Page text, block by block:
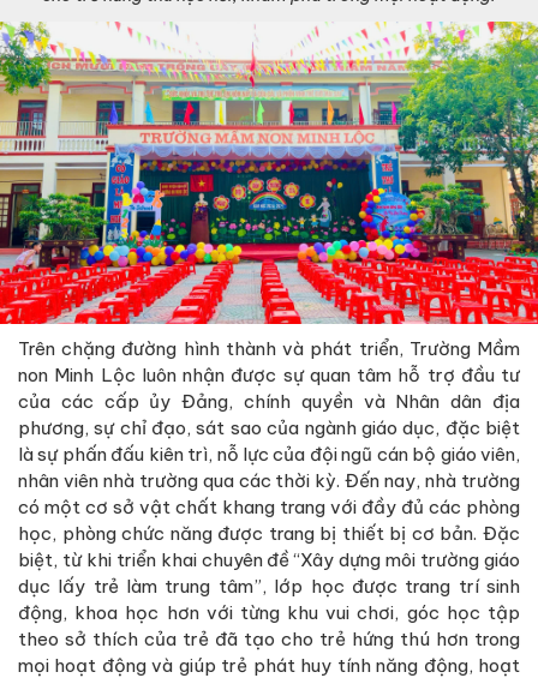
Trên chặng đường hình thành và phát triển, Trường Mầm
non Minh Lộc luôn nhận được sự quan tâm hỗ trợ đầu tư
của các cấp ủy Đảng, chính quyền và Nhân dân địa
phương, sự chỉ đạo, sát sao của ngành giáo dục, đặc biệt
là sự phấn đấu kiên trì, nỗ lực của đội ngũ cán bộ giáo viên,
nhân viên nhà trường qua các thời kỳ. Đến nay, nhà trường
có một cơ sở vật chất khang trang với đầy đủ các phòng
học, phòng chức năng được trang bị thiết bị cơ bản. Đặc
biệt, từ khi triển khai chuyên đề “Xây dựng môi trường giáo
dục lấy trẻ làm trung tâm”, lớp học được trang trí sinh
động, khoa học hơn với từng khu vui chơi, góc học tập
theo sở thích của trẻ đã tạo cho trẻ hứng thú hơn trong
mọi hoạt động và giúp trẻ phát huy tính năng động, hoạt